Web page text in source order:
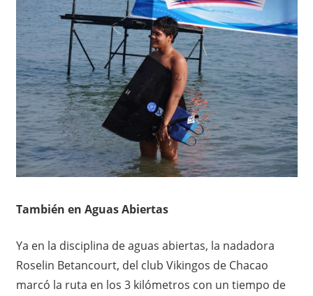
También en Aguas Abiertas
Ya en la disciplina de aguas abiertas, la nadadora
Roselin Betancourt, del club Vikingos de Chacao
marcó la ruta en los 3 kilómetros con un tiempo de